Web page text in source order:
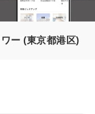
ー (東京都港区)